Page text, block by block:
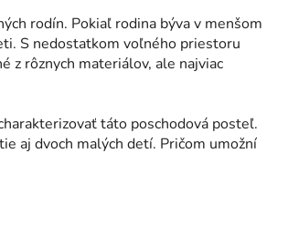
rodín. Pokiaľ rodina býva v menšom
S nedostatkom voľného priestoru
z rôznych materiálov, ale najviac
táto poschodová posteľ.
aj dvoch malých detí. Pričom umožní